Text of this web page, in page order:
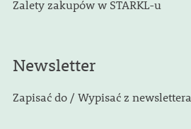
Zalety zakupów w STARKL-u
Newsletter
Zapisać do / Wypisać z newslettera